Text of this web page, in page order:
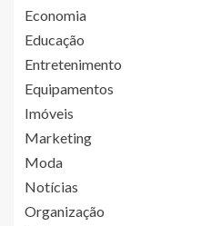
Economia
Educação
Entretenimento
Equipamentos
Imóveis
Marketing
Moda
Notícias
Organização